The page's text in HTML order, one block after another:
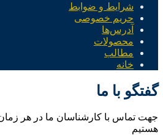
شرایط و ضوابط
حریم خصوصی
آدرس‌ها
محصولات
مطالب
خانه
گفتگو با ما
جهت تماس با کارشناسان ما در هر
هستیم